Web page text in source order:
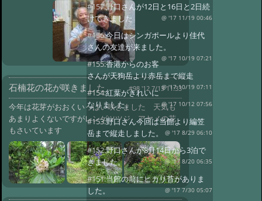
石楠花の花が咲きました #98 '12 7/13 11:33
今年は花芽がおおくいっぱい咲きました 天気も
あまりよくないですがレンゲツツジ アヤメの花
もさいています
#157:野口さんが12日と16日と2日続
けてきました
@ '17 11/19 00:46
#156:今日はシンガポールより佳代
さんの友達が来ました。
@ '17 10/19 07:21
#155:香港からのお客
さんが天狗岳より赤岳まで縦走
@ '17 10/19 07:11
#154:紅葉がきれいに
なりました。
@ '17 10/12 07:56
#153:野口さん今回は当館より編笠
岳まで縦走しました。
@ '17 8/29 06:10
#152:野口さんが8月14日から3泊で
きました。
@ '17 8/20 06:35
#151:当館の前にヒカリ苔がありま
した。
@ '17 7/30 05:07